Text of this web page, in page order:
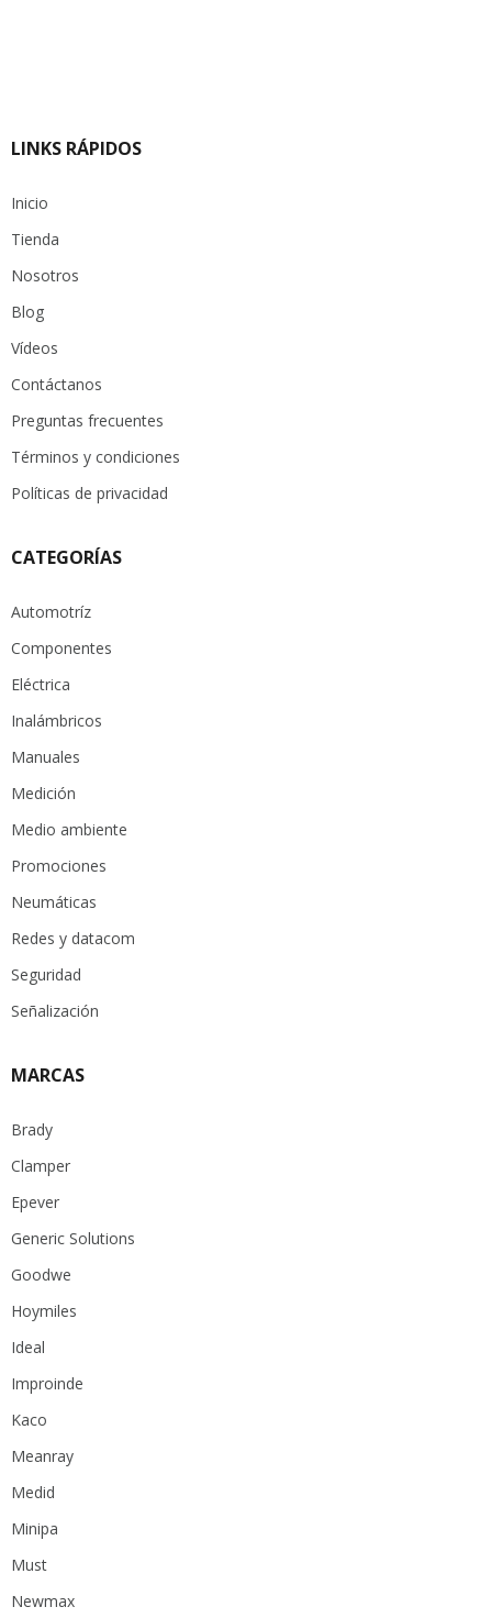
LINKS RÁPIDOS
Inicio
Tienda
Nosotros
Blog
Vídeos
Contáctanos
Preguntas frecuentes
Términos y condiciones
Políticas de privacidad
CATEGORÍAS
Automotríz
Componentes
Eléctrica
Inalámbricos
Manuales
Medición
Medio ambiente
Promociones
Neumáticas
Redes y datacom
Seguridad
Señalización
MARCAS
Brady
Clamper
Epever
Generic Solutions
Goodwe
Hoymiles
Ideal
Improinde
Kaco
Meanray
Medid
Minipa
Must
Newmax